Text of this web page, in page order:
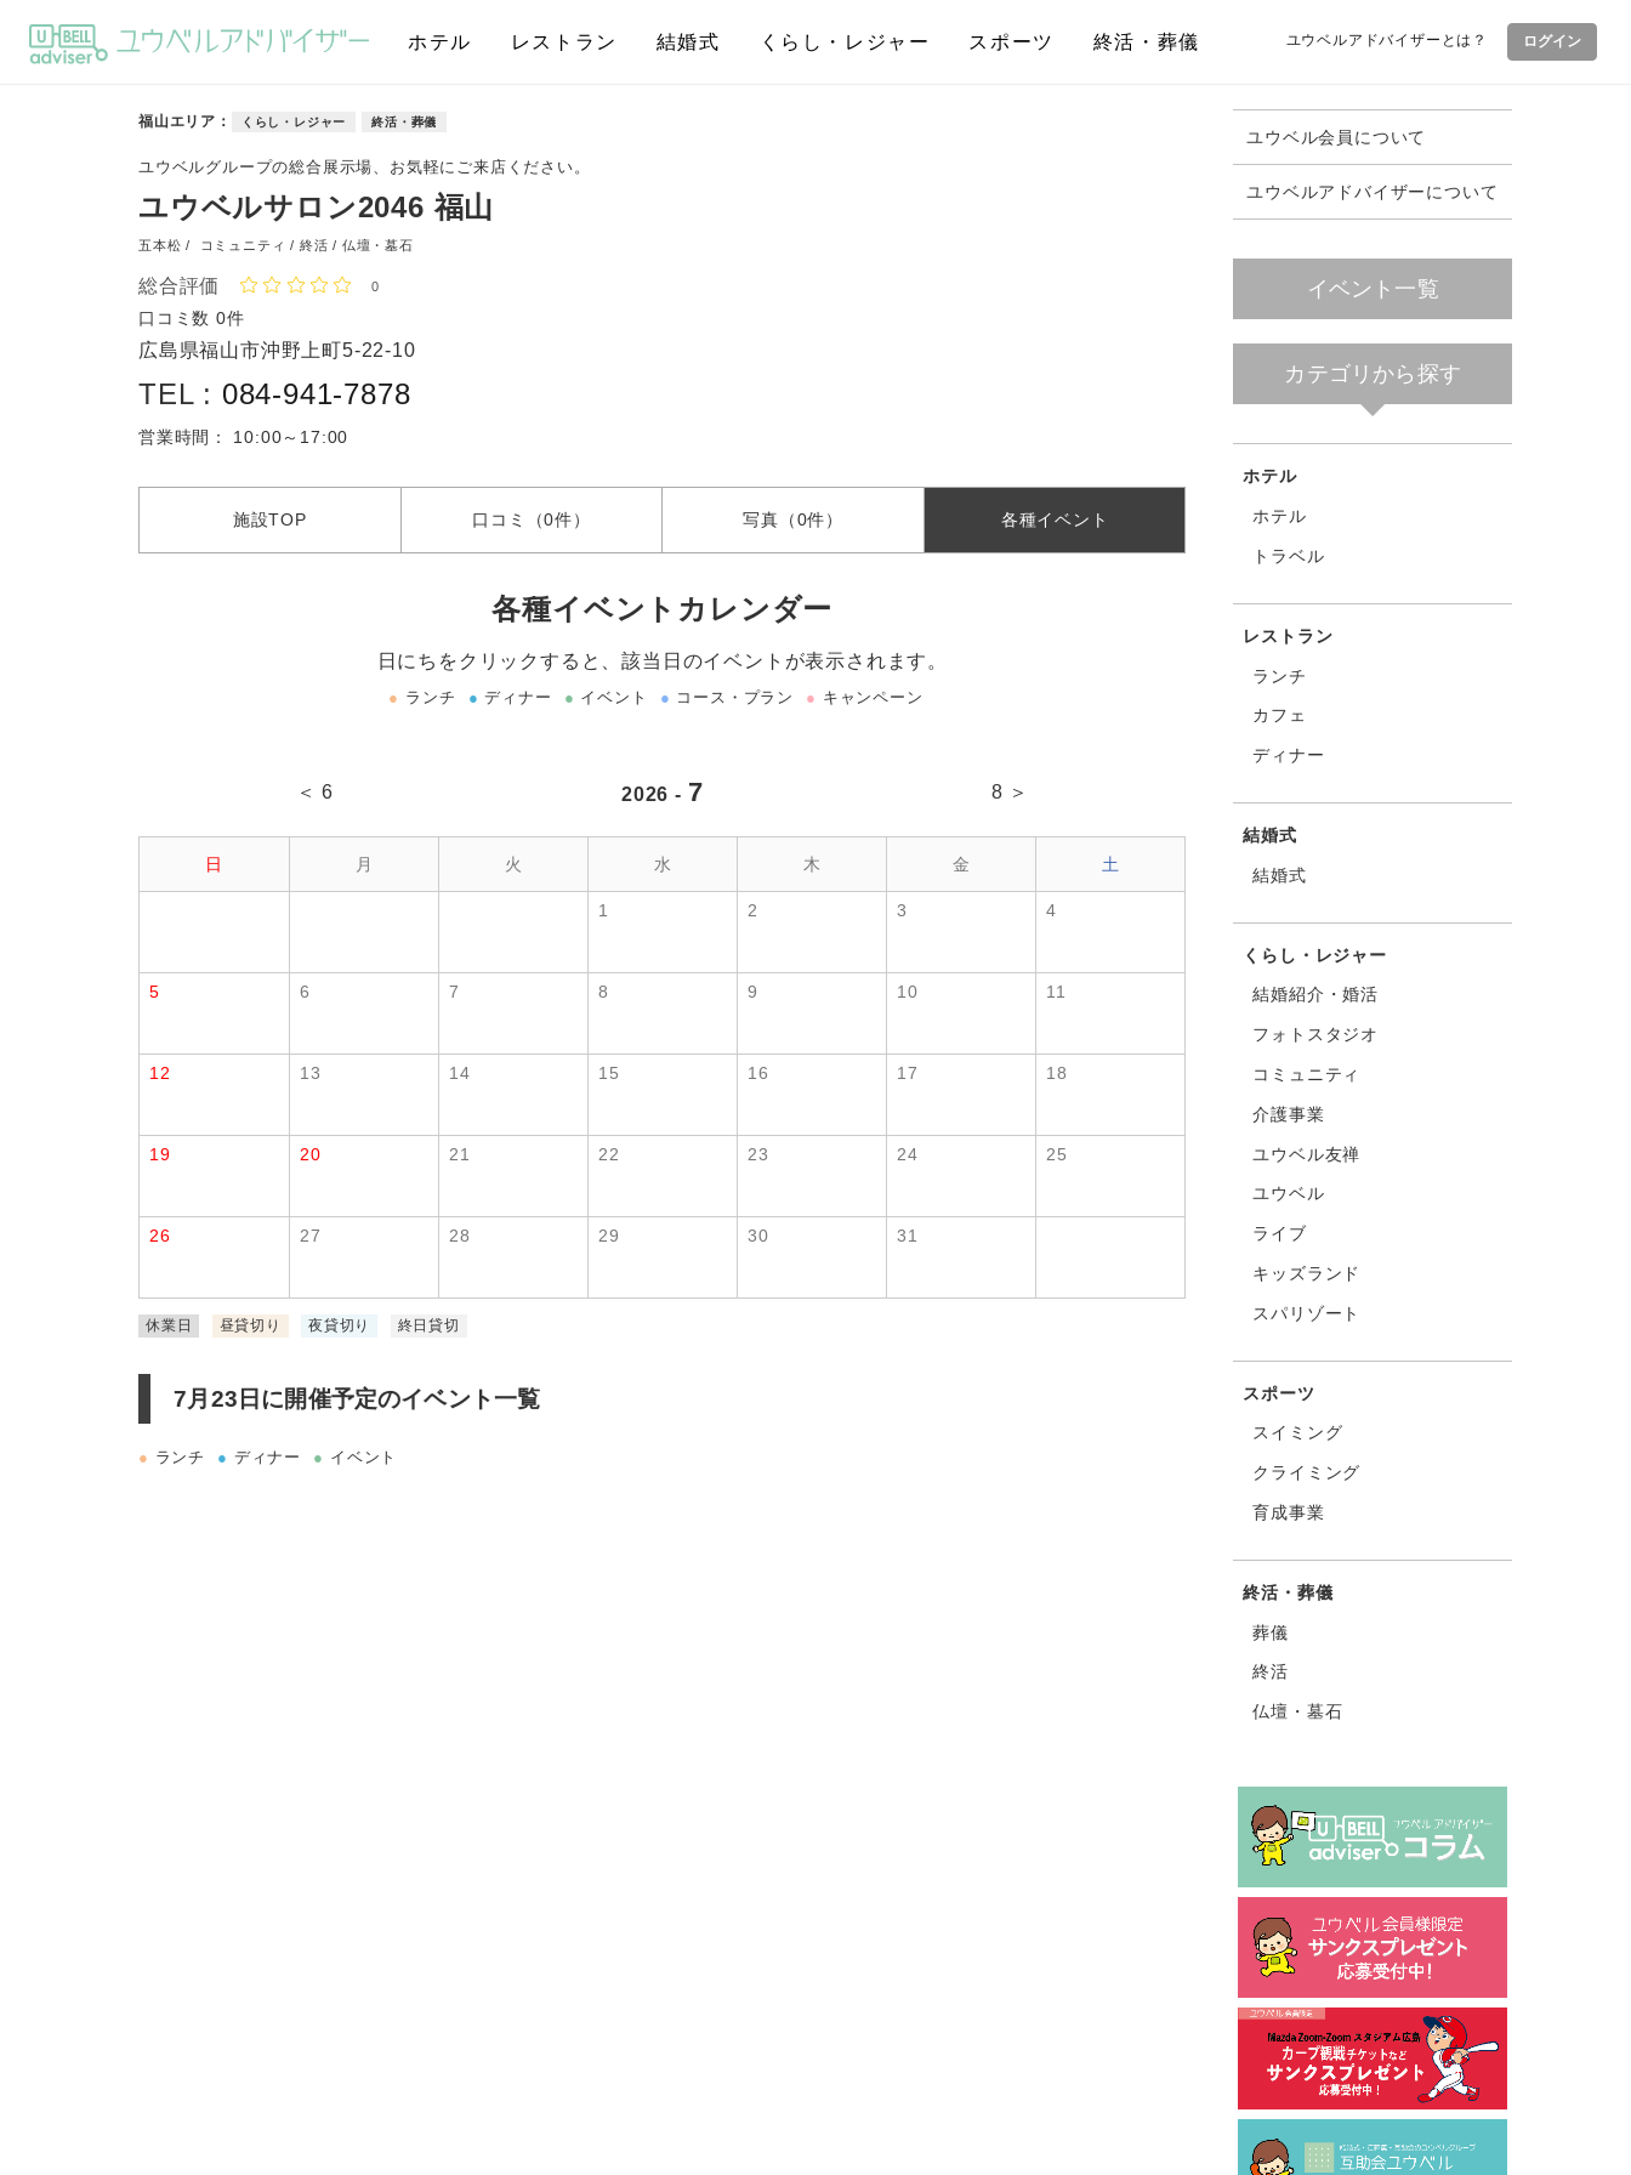
ホテル レストラン 結婚式 くらし・レジャー スポーツ 終活・葬儀 ユウベルアドバイザーとは？ ログイン
福山エリア くらし・レジャー 終活・葬儀
ユウベルグループの総合展示場、お気軽にご来店ください。
ユウベルサロン2046 福山
五本松 / コミュニティ / 終活 / 仏壇・墓石
総合評価 0
口コミ数 0件
広島県福山市沖野上町5-22-10
TEL : 084-941-7878
営業時間： 10:00～17:00
施設TOP 口コミ （0件） 写真 （0件） 各種イベント
各種イベントカレンダー
日にちをクリックすると、該当日のイベントが表示されます。
● ランチ ● ディナー ● イベント ● コース・プラン ● キャンペーン
＜ 6 2026 - 7 8 ＞
日 月 火 水 木 金 土
1 2 3 4
5 6 7 8 9 10 11
12 13 14 15 16 17 18
19 20 21 22 23 24 25
26 27 28 29 30 31
休業日 昼貸切り 夜貸切り 終日貸切
7月23日に開催予定のイベント一覧
● ランチ ● ディナー ● イベント
ユウベル会員について
ユウベルアドバイザーについて
イベント一覧
カテゴリから探す
ホテル
ホテル
トラベル
レストラン
ランチ
カフェ
ディナー
結婚式
結婚式
くらし・レジャー
結婚紹介・婚活
フォトスタジオ
コミュニティ
介護事業
ユウベル友禅
ユウベル
ライブ
キッズランド
スパリゾート
スポーツ
スイミング
クライミング
育成事業
終活・葬儀
葬儀
終活
仏壇・墓石